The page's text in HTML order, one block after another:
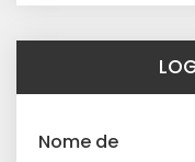
Nome de